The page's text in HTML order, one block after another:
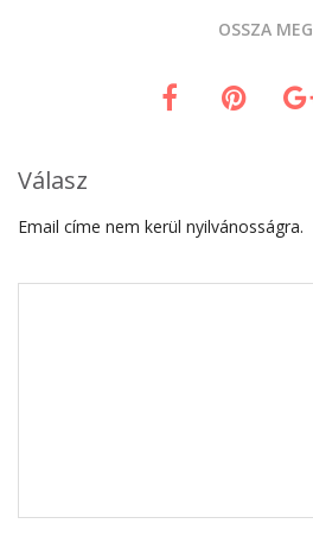
OSSZA MEG
Válasz
Email címe nem kerül nyilvánosságra.